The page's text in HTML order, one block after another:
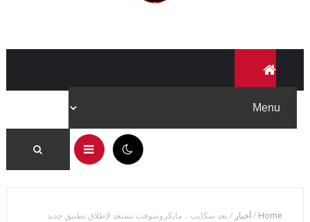
Home
/أخبار / بعد سكايب .. مايكروسوفت تستعد لإطلاق تطبيق جديد